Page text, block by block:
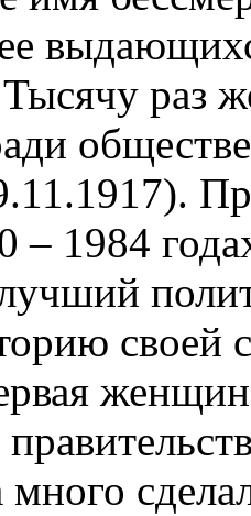
раз
– 1984
своей